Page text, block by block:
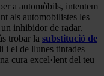
a automòbils, intentem
als automobilistes les
inhibidor de radar.
trobar la substitució de
i el de llunes tintades
cura excel·lent del teu